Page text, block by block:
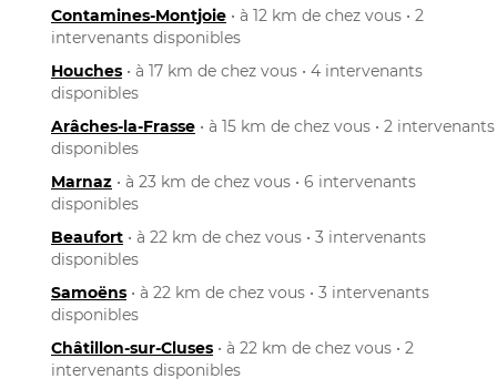
Contamines-Montjoie • à 12 km de chez vous • 2
intervenants disponibles
Houches • à 17 km de chez vous • 4 intervenants
disponibles
Arâches-la-Frasse • à 15 km de chez vous • 2 intervenants
disponibles
Marnaz • à 23 km de chez vous • 6 intervenants
disponibles
Beaufort • à 22 km de chez vous • 3 intervenants
disponibles
Samoëns • à 22 km de chez vous • 3 intervenants
disponibles
Châtillon-sur-Cluses • à 22 km de chez vous • 2
intervenants disponibles